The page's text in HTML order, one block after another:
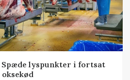
lyspunkter i fortsat